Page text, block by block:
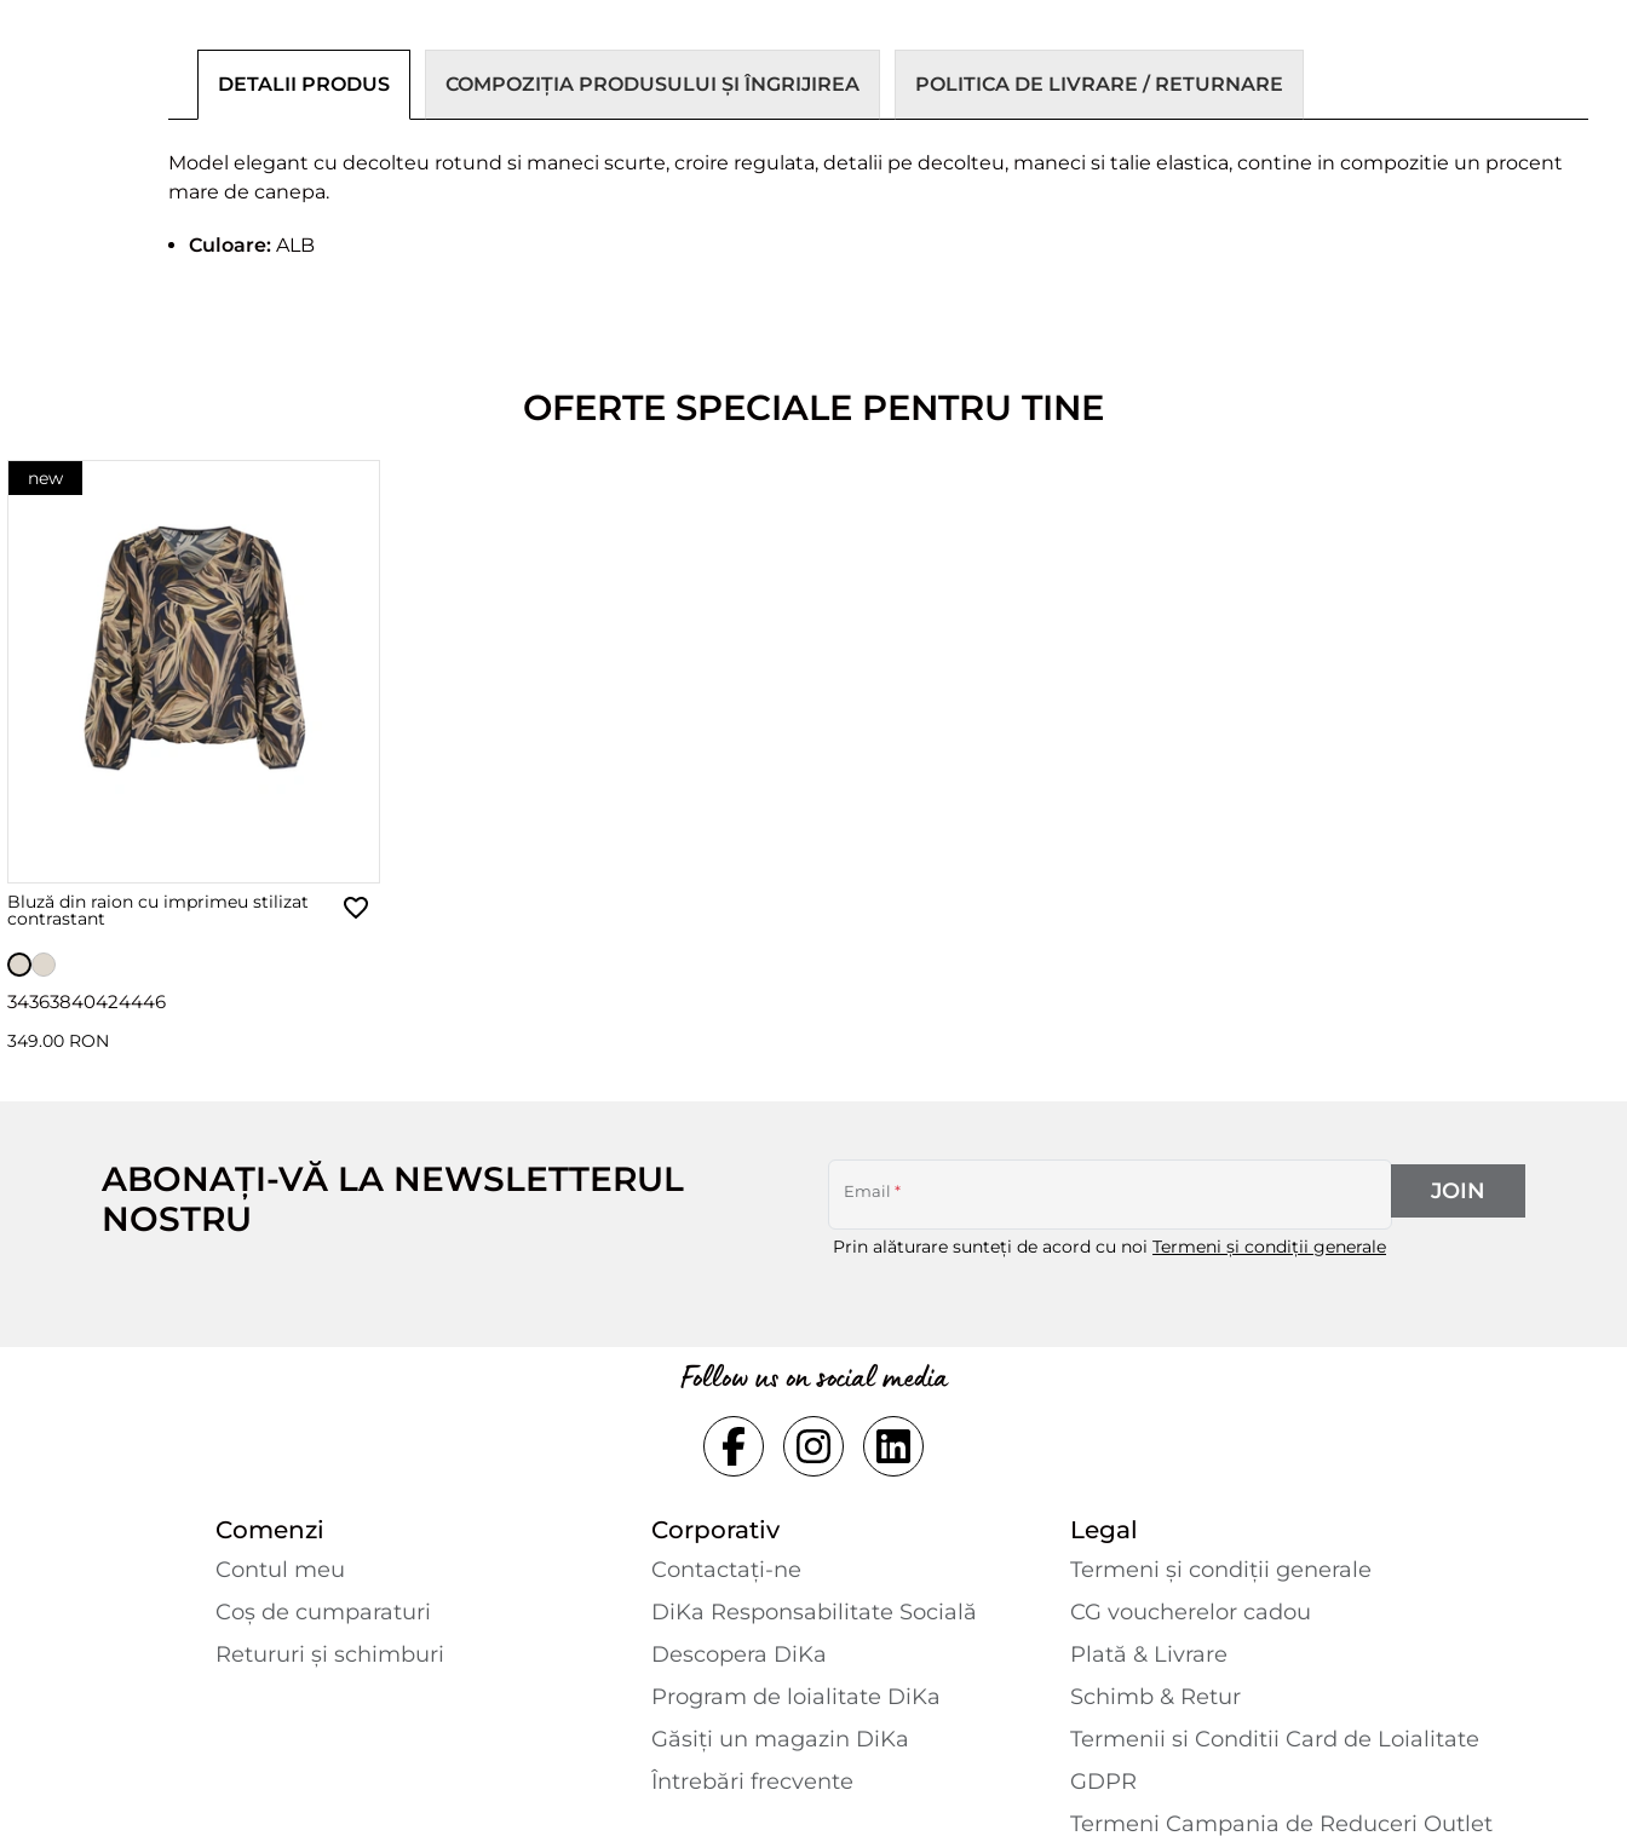
DETALII PRODUS COMPOZIȚIA PRODUSULUI ȘI ÎNGRIJIREA POLITICA DE LIVRARE / RETURNARE
Model elegant cu decolteu rotund si maneci scurte, croire regulata, detalii pe decolteu, maneci si talie elastica, contine in compozitie un procent
mare de canepa.
Culoare: ALB
OFERTE SPECIALE PENTRU TINE
new
Bluză din raion cu imprimeu stilizat
contrastant
34363840424446
349.00 RON
ABONAȚI-VĂ LA NEWSLETTERUL
NOSTRU
Email *
Prin alăturare sunteți de acord cu noi Termeni și condiții generale
JOIN
Follow us on social media
Comenzi
Contul meu
Coș de cumparaturi
Retururi și schimburi
Corporativ
Contactaţi-ne
DiKa Responsabilitate Socială
Descopera DiKa
Program de loialitate DiKa
Găsiți un magazin DiKa
Întrebări frecvente
Legal
Termeni și condiții generale
CG voucherelor cadou
Plată & Livrare
Schimb & Retur
Termenii si Conditii Card de Loialitate
GDPR
Termeni Campania de Reduceri Outlet